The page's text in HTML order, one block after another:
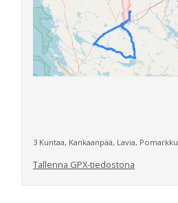
3 Kuntaa, Kankaanpää, Lavia, Pomarkku
Tallenna GPX-tiedostona